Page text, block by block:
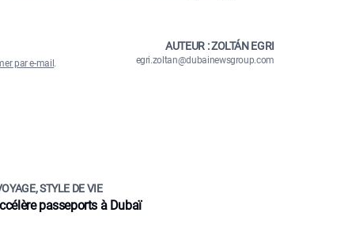
par e-mail .
AUTEUR : ZOLTÁN EGRI
egri.zoltan@dubainewsgroup.com
STYLE DE VIE
passeports à Dubaï